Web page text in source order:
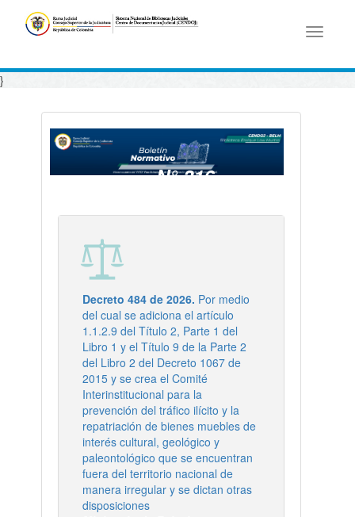
Toggle
}
N° 316- 15/05/2026
Decreto 484 de 2026. Por medio
del cual se adiciona el artículo
1.1.2.9 del Título 2, Parte 1 del
Libro 1 y el Título 9 de la Parte 2
del Libro 2 del Decreto 1067 de
2015 y se crea el Comité
Interinstitucional para la
prevención del tráfico ilícito y la
repatriación de bienes muebles de
interés cultural, geológico y
paleontológico que se encuentran
fuera del territorio nacional de
manera irregular y se dictan otras
disposiciones